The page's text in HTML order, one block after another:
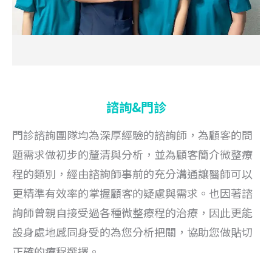
諮詢&門診
門診諮詢團隊均為深厚經驗的諮詢師，為顧客的問
題需求做初步的釐清與分析，並為顧客簡介微整療
程的類別，經由諮詢師事前的充分溝通讓醫師可以
更精準有效率的掌握顧客的疑慮與需求 。也因著諮
詢師曾親自接受過各種微整療程的治療，因此更能
設身處地感同身受的為您分析把關，協助您做貼切